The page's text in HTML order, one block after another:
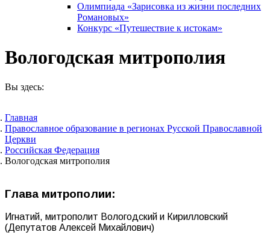
Олимпиада «Зарисовка из жизни последних
Романовых»
Конкурс «Путешествие к истокам»
Вологодская митрополия
Вы здесь:
Главная
Православное образование в регионах Русской Православной
Церкви
Российская Федерация
Вологодская митрополия
Глава митрополии:
Игнатий, митрополит Вологодский и Кирилловский
(Депутатов Алексей Михайлович)